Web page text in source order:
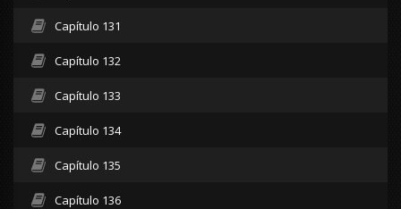
Capítulo 131
Capítulo 132
Capítulo 133
Capítulo 134
Capítulo 135
Capítulo 136